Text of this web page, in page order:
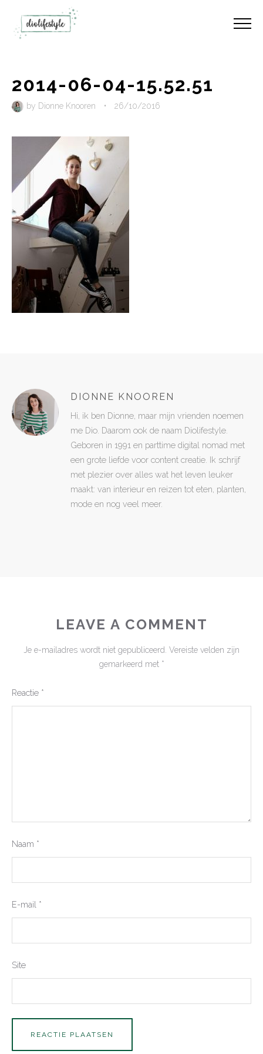
2014-06-04-15.52.51
by Dionne Knooren • 26/10/2016
DIONNE KNOOREN
Hi, ik ben Dionne, maar mijn vrienden noemen
me Dio. Daarom ook de naam Diolifestyle.
Geboren in 1991 en parttime digital nomad met
een grote liefde voor content creatie. Ik schrijf
met plezier over alles wat het leven leuker
maakt: van interieur en reizen tot eten, planten,
mode en nog veel meer.
LEAVE A COMMENT
Je e-mailadres wordt niet gepubliceerd. Vereiste velden zijn
gemarkeerd met *
Reactie *
Naam *
E-mail *
Site